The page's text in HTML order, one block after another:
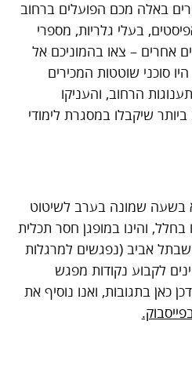
באלה מכם הפועלים ברחוב
בעלי גלריות, מספרי
אחרים – צאו בהמוניכם אל
סוכני שוטטות המכירים
הרחוב, והעניקו
שיקבלו במסגרת לימודי
בשעה שמונה בערב לשיטוט
בחלל, והינו במופגן חסר תכלית
שבתל אביב (נפגשים למרגלות
לקבוע נקודות מפגש
כאן בתגובות, ואנו נוסיף את